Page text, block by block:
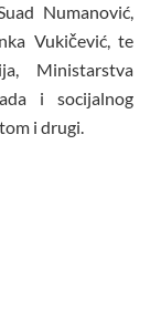
Numanović,
Vukičević, te
Ministarstva
i socijalnog
i drugi.